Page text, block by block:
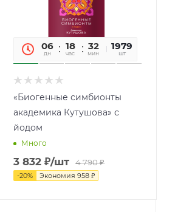
06
дн
18
час
32
мин
54
сек
1979
шт
«Биогенные симбионты
академика Кутушова» с
йодом
Много
3 832 ₽/шт 4 790₽
-20% Экономия958 ₽